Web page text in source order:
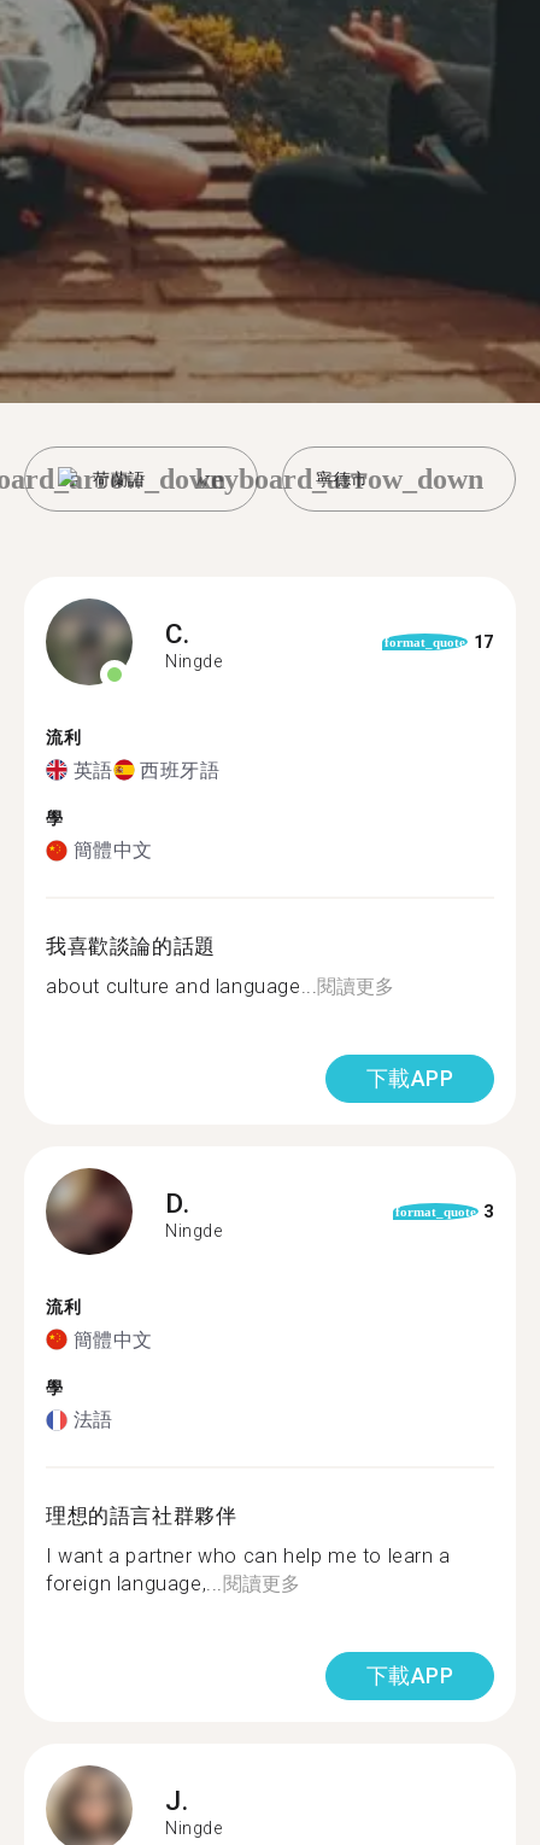
荷蘭語 寧德市
keyboard_arrow_down
C.
Ningde
format_quote 17
流利
英語 西班牙語
學
簡體中文
我喜歡談論的話題
about culture and language...閱讀更多
下載APP
D.
Ningde
format_quote 3
流利
簡體中文
學
法語
理想的語言社群夥伴
I want a partner who can help me to learn a
foreign language,...閱讀更多
下載APP
J.
Ningde